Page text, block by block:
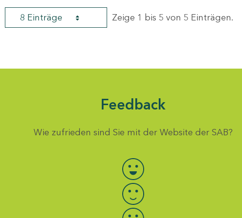
8 Einträge Zeige 1 bis 5 von 5 Einträgen.
Feedback
Wie zufrieden sind Sie mit der Website der SAB?
Bewertung auswählen